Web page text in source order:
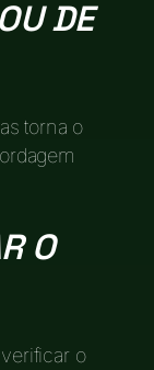
DE
torna o
O
o